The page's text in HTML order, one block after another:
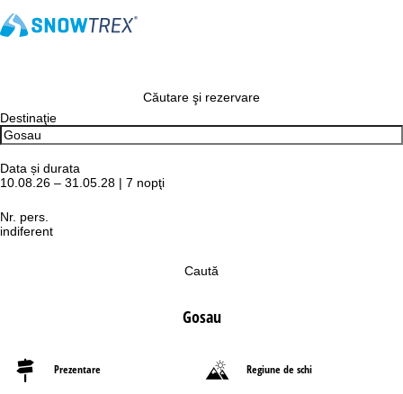
Căutare şi rezervare
Destinaţie
Data și durata
10.08.26 – 31.05.28 | 7 nopţi
Nr. pers.
indiferent
Caută
Gosau
Prezentare Regiune de schi